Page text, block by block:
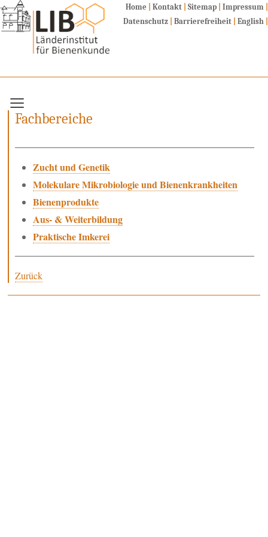
Home Kontakt| Sitemap| Impressum|
Datenschutz| Barrierefreiheit| English|
Zucht und Genetik
Molekulare Mikrobiologie & Bienenkrankheiten
Praktische Imkerei
Dienstleistungen / Lehrgänge
Allgemeine Informationen
Kontakte
Links
Beebreed.eu
Fachbereiche
Zucht und Genetik
Molekulare Mikrobiologie und Bienenkrankheiten
Bienenprodukte
Aus- & Weiterbildung
Praktische Imkerei
Zurück